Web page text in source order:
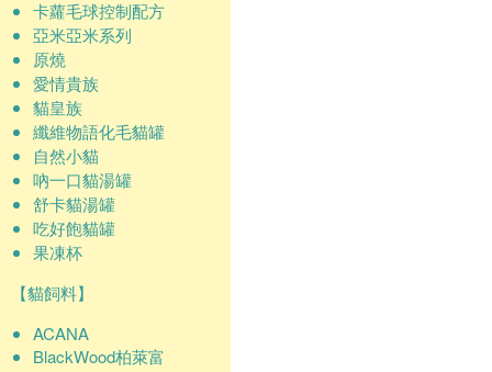
卡蘿毛球控制配方
亞米亞米系列
原燒
愛情貴族
貓皇族
纖維物語化毛貓罐
自然小貓
吶一口貓湯罐
舒卡貓湯罐
吃好飽貓罐
果凍杯
【貓飼料】
ACANA
BlackWood柏萊富